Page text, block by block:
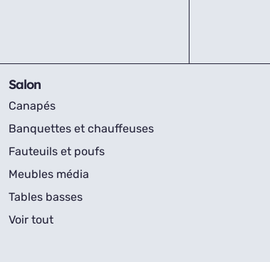
Salon
Canapés
Banquettes et chauffeuses
Fauteuils et poufs
Meubles média
Tables basses
Voir tout